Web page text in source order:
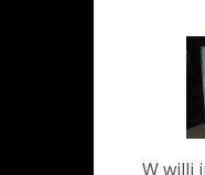
W willi